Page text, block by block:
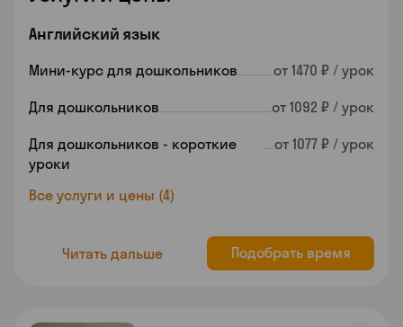
Английский язык
Мини-курс для дошкольников от 1470 ₽ / урок
Для дошкольников от 1092 ₽ / урок
Для дошкольников - короткие
уроки
от 1077 ₽ / урок
Все услуги и цены (4)
Читать дальше Подобрать время